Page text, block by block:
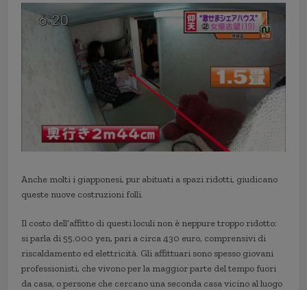
Anche molti i giapponesi, pur abituati a spazi ridotti, giudicano
queste nuove costruzioni folli.
Il costo dell’affitto di questi loculi non è neppure troppo ridotto:
si parla di 55.000 yen, pari a circa 430 euro, comprensivi di
riscaldamento ed elettricità. Gli affittuari sono spesso giovani
professionisti, che vivono per la maggior parte del tempo fuori
da casa, o persone che cercano una seconda casa vicino al luogo